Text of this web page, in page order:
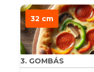
32 cm
3. GOMBÁS